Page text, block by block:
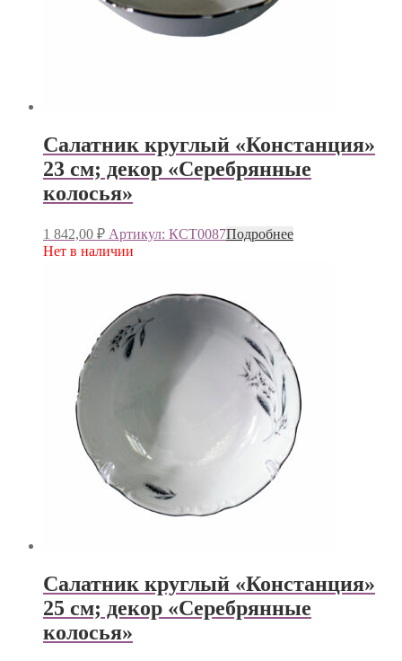
Салатник круглый «Констанция»
23 см; декор «Серебрянные
колосья»
1 842,00 ₽ Артикул: КСТ0087Подробнее
Нет в наличии
Салатник круглый «Констанция»
25 см; декор «Серебрянные
колосья»